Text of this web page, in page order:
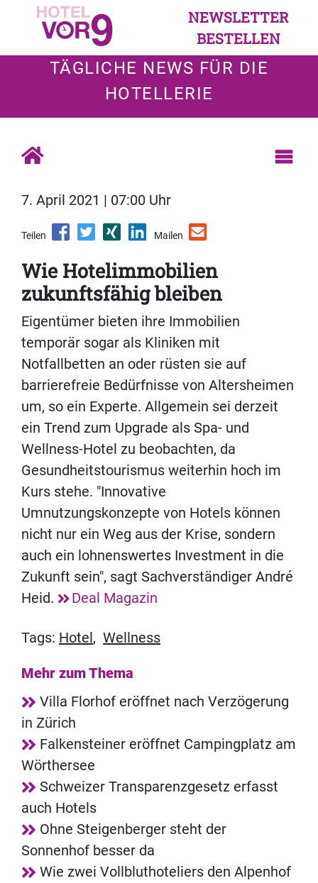
NEWSLETTER
BESTELLEN
TÄGLICHE NEWS FÜR DIE
HOTELLERIE
7. April 2021 | 07:00 Uhr
Teilen Mailen
Wie Hotelimmobilien
zukunftsfähig bleiben
Eigentümer bieten ihre Immobilien
temporär sogar als Kliniken mit
Notfallbetten an oder rüsten sie auf
barrierefreie Bedürfnisse von Altersheimen
um, so ein Experte. Allgemein sei derzeit
ein Trend zum Upgrade als Spa- und
Wellness-Hotel zu beobachten, da
Gesundheitstourismus weiterhin hoch im
Kurs stehe. "Innovative
Umnutzungskonzepte von Hotels können
nicht nur ein Weg aus der Krise, sondern
auch ein lohnenswertes Investment in die
Zukunft sein", sagt Sachverständiger André
Heid.
Deal Magazin
Tags: Hotel , Wellness
Mehr zum Thema
Villa Florhof eröffnet nach Verzögerung
in Zürich
Falkensteiner eröffnet Campingplatz am
Wörthersee
Schweizer Transparenzgesetz erfasst
auch Hotels
Ohne Steigenberger steht der
Sonnenhof besser da
Wie zwei Vollbluthoteliers den Alpenhof